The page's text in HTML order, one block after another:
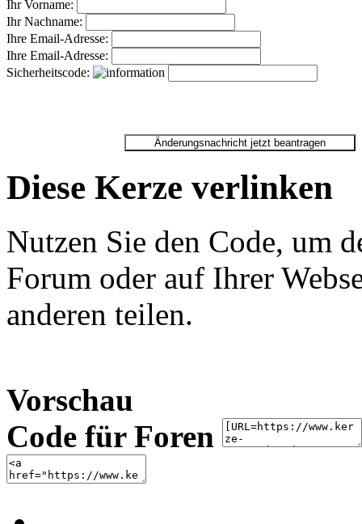
Ihr Vorname:
Ihr Nachname:
Ihre Email-Adresse:
Ihre Email-Adresse:
Sicherheitscode:
Diese Kerze verlinken
Nutzen Sie den Code, um
Forum oder auf Ihrer
anderen teilen.
Vorschau
Code für Foren